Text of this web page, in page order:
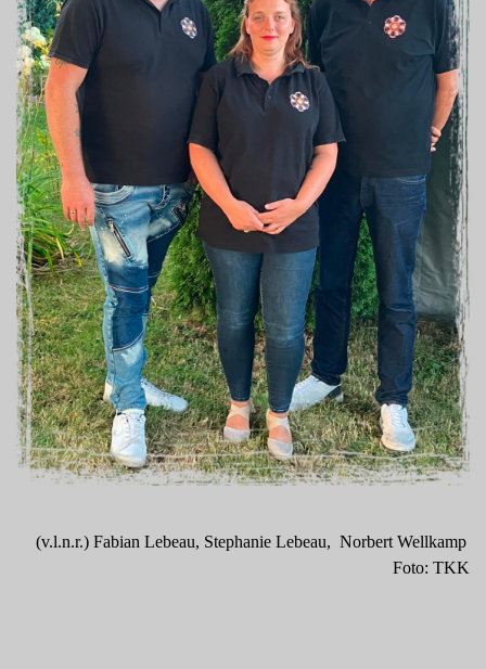
(v.l.n.r.) Fabian Lebeau, Stephanie Lebeau, Norbert Wellkamp
Foto: TKK